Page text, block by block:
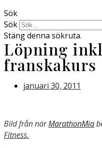
Sök
Sök
Stäng denna sökruta.
Löpning
franskakurs
januari 30, 2011
Bild från närMarathonMia
Fitness.